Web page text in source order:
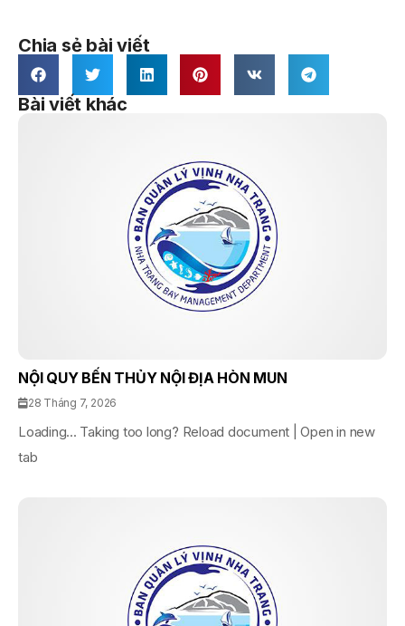
Chia sẻ bài viết
Bài viết khác
NỘI QUY BẾN THỦY NỘI ĐỊA HÒN MUN
28 Tháng 7, 2026
Loading... Taking too long? Reload document | Open in new
tab